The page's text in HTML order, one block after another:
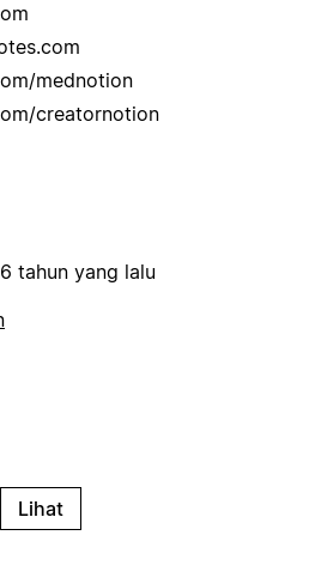
mednotion
creatornotion
tahun yang lalu
Lihat